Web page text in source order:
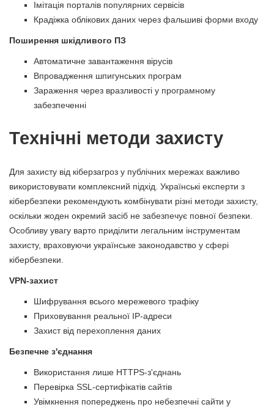
Імітація порталів популярних сервісів
Крадіжка облікових даних через фальшиві форми входу
Поширення шкідливого ПЗ
Автоматичне завантаження вірусів
Впровадження шпигунських програм
Зараження через вразливості у програмному
забезпеченні
Технічні методи захисту
Для захисту від кіберзагроз у публічних мережах важливо
використовувати комплексний підхід. Українські експерти з
кібербезпеки рекомендують комбінувати різні методи захисту,
оскільки жоден окремий засіб не забезпечує повної безпеки.
Особливу увагу варто приділити легальним інструментам
захисту, враховуючи українське законодавство у сфері
кібербезпеки.
VPN-захист
Шифрування всього мережевого трафіку
Приховування реальної IP-адреси
Захист від перехоплення даних
Безпечне з'єднання
Використання лише HTTPS-з'єднань
Перевірка SSL-сертифікатів сайтів
Увімкнення попереджень про небезпечні сайти у